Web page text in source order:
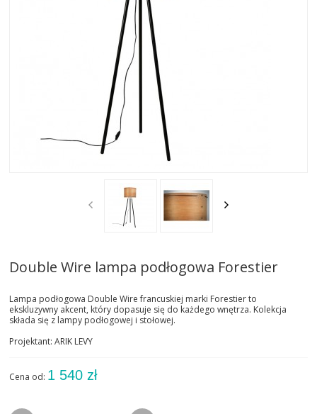
LAMPY STOŁOWE
LAMPY BIURKOWE
LAMPY ŚCIENNE
LAMPY PODŁOGOWE
LAMPY WBUDOWANE
STOŁY
Double Wire lampa podłogowa Forestier
Lampa podłogowa Double Wire francuskiej marki Forestier to
ekskluzywny akcent, który dopasuje się do każdego wnętrza. Kolekcja
składa się z lampy podłogowej i stołowej.
Projektant: ARIK LEVY
Cena od: 1 540 zł